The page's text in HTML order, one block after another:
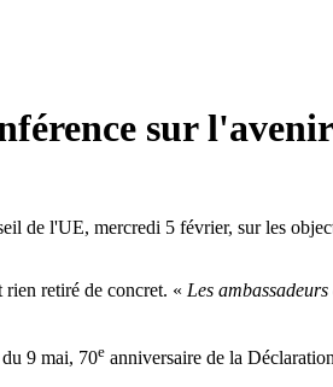
sur
de l'UE, mercredi 5 février, sur les
rien retiré de concret. « Les
9 mai, 70e anniversaire de la